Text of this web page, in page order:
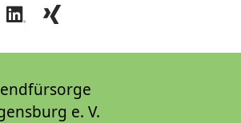
e. V.